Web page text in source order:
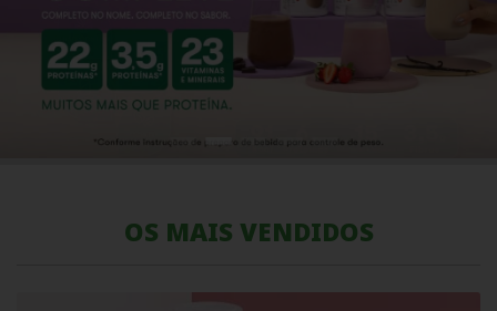
OS MAIS VENDIDOS